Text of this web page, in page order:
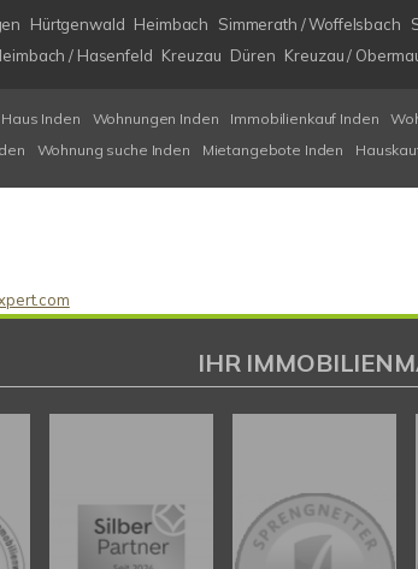
Hürtgenwald Heimbach Simmerath / Woffelsbach
/ Hasenfeld Kreuzau Düren Kreuzau /
Haus Inden Wohnungen Inden Immobilienkauf Inden
Wohnung suche Inden Mietangebote Inden
IHR